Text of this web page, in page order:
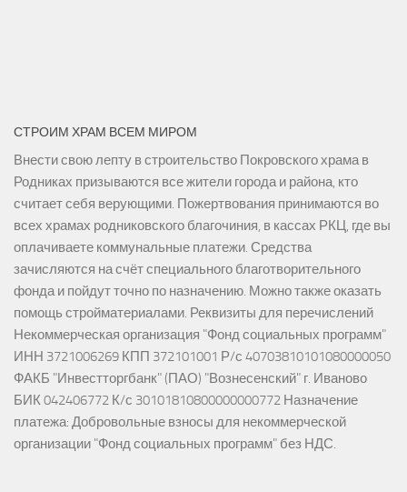
СТРОИМ ХРАМ ВСЕМ МИРОМ
Внести свою лепту в строительство Покровского храма в
Родниках призываются все жители города и района, кто
считает себя верующими. Пожертвования принимаются во
всех храмах родниковского благочиния, в кассах РКЦ, где вы
оплачиваете коммунальные платежи. Средства
зачисляются на счёт специального благотворительного
фонда и пойдут точно по назначению. Можно также оказать
помощь стройматериалами. Реквизиты для перечислений
Некоммерческая организация "Фонд социальных программ"
ИНН 3721006269 КПП 372101001 Р/с 40703810101080000050
ФАКБ "Инвестторгбанк" (ПАО) "Вознесенский" г. Иваново
БИК 042406772 К/с 30101810800000000772 Назначение
платежа: Добровольные взносы для некоммерческой
организации "Фонд социальных программ" без НДС.